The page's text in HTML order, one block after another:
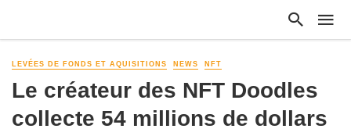
LEVÉES DE FONDS ET AQUISITIONS NEWS NFT
Le créateur des NFT Doodles
collecte 54 millions de dollars